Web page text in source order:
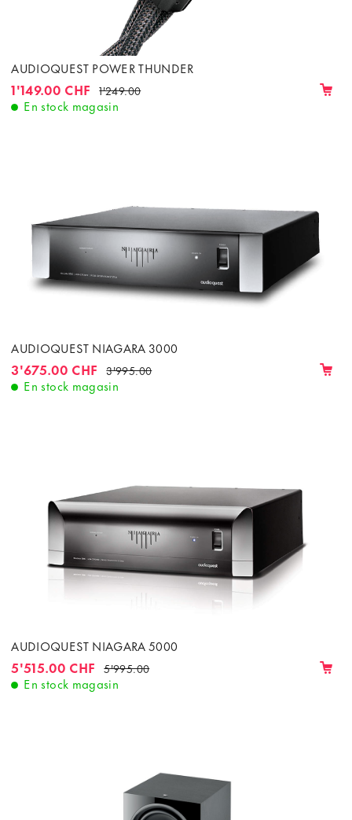
AUDIOQUEST POWER THUNDER
1'149.00 CHF 1'249.00
En stock magasin
AUDIOQUEST NIAGARA 3000
3'675.00 CHF 3'995.00
En stock magasin
AUDIOQUEST NIAGARA 5000
5'515.00 CHF 5'995.00
En stock magasin